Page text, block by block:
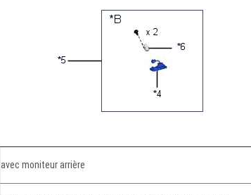
avec moniteur arrière